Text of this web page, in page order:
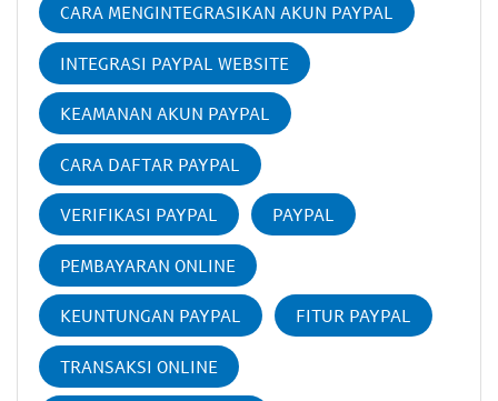
CARA MENGINTEGRASIKAN AKUN PAYPAL
INTEGRASI PAYPAL WEBSITE
KEAMANAN AKUN PAYPAL
CARA DAFTAR PAYPAL
VERIFIKASI PAYPAL PAYPAL
PEMBAYARAN ONLINE
KEUNTUNGAN PAYPAL FITUR PAYPAL
TRANSAKSI ONLINE